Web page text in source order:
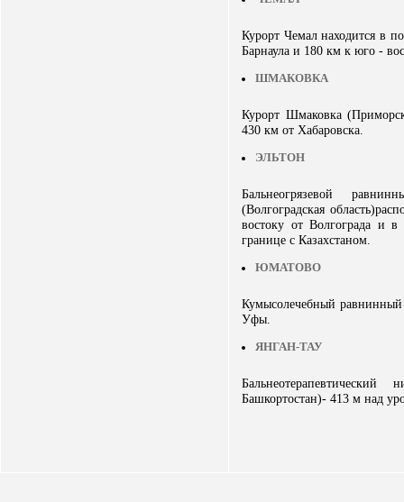
Курорт Чемал находится в
Барнаула и 180 км к юго -
ШМАКОВКА
Курорт Шмаковка
430 км от Хабаровска.
ЭЛЬТОН
Бальнеогрязевой
(Волгоградская
востоку от Волгограда и
границе с Казахстаном.
ЮМАТОВО
Кумысолечебный
Уфы.
ЯНГАН-ТАУ
Башкортостан)- 413 м над